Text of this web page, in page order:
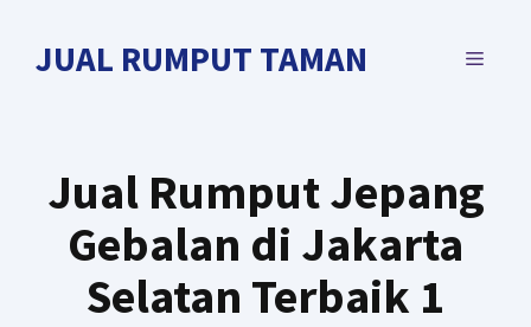
JUAL RUMPUT TAMAN MENU
Jual Rumput Jepang
Gebalan di Jakarta
Selatan Terbaik 1